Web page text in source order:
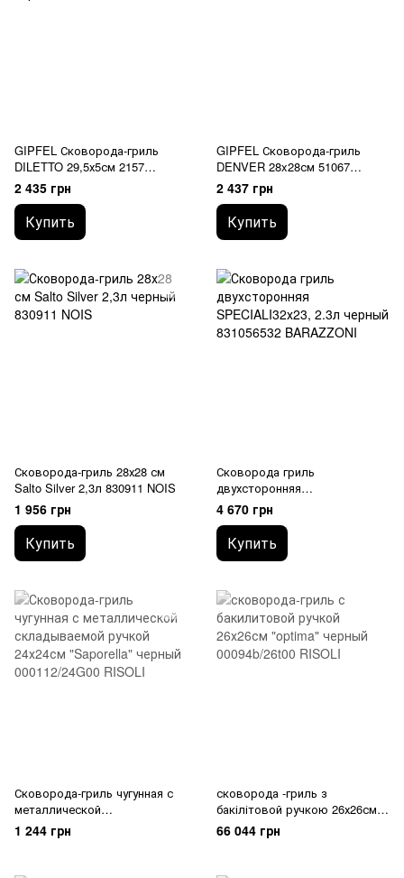
GIPFEL Сковорода-гриль
DILETTO 29,5х5см 2157
GIPFEL
2 435 грн
Купить
GIPFEL Сковорода-гриль
DENVER 28x28см 51067
GIPFEL
2 437 грн
Купить
Сковорода-гриль 28х28 см
Salto Silver 2,3л 830911 NOIS
1 956 грн
Купить
Сковорода гриль
двухсторонняя
SPECIALI32х23, 2.3л
831056532 BARAZZONI
4 670 грн
Купить
Сковорода-гриль чугунная с
металлической
складываемой ручкой
24х24см "Saporella"
1 244 грн
сковорода -гриль з
бакілітовой ручкою 26х26см "
optima " 00094b/26t00 RISOLI
66 044 грн